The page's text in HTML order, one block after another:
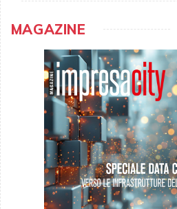
MAGAZINE